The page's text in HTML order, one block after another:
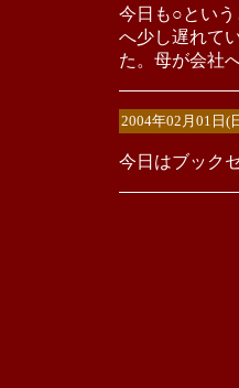
今日も○とい
へ少し遅れて
た。母が会社
2004年02月01日(
今日はブック